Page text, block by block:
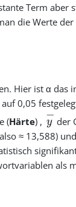
Term aber
die Werte
Hier ist α das
0,05
(Härte) , y
−
der
≈ 13,588)
als